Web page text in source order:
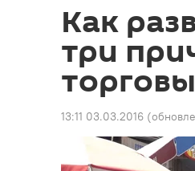
Как
три
13:11 03.03.2016